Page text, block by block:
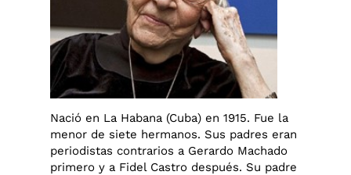
Nació en La Habana (Cuba) en 1915. Fue la
menor de siete hermanos. Sus padres eran
periodistas contrarios a Gerardo Machado
primero y a Fidel Castro después. Su padre